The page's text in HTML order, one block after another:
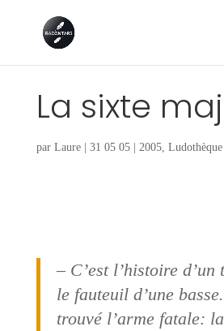
La sixte
par Laure| 31 05 05| 2005, Ludothèque
– C’est l’histoire
le fauteuil d’une
trouvé l’arme fatale: